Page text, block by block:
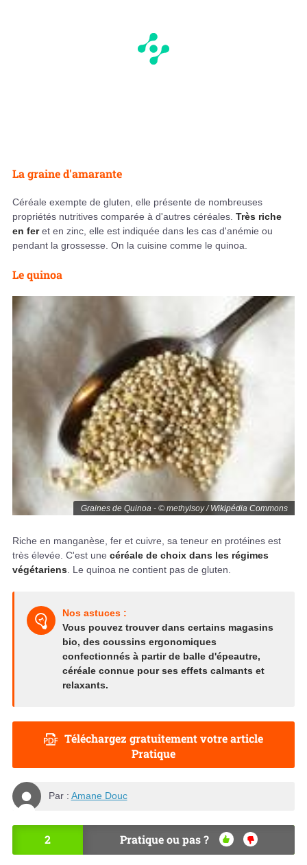
La graine d'amarante
Céréale exempte de gluten, elle présente de nombreuses
propriétés nutritives comparée à d'autres céréales. Très riche
en feret en zinc, elle est indiquée dans les cas d'anémie ou
pendant la grossesse. On la cuisine comme le quinoa.
Le quinoa
Graines de Quinoa - © methylsoy / Wikipédia Commons
Riche en manganèse, fer et cuivre, sa teneur en protéines est
très élevée. C'est une céréale de choix dans les régimes
végétariens . Le quinoa ne contient pas de gluten.
Nos astuces :
Vous pouvez trouver dans certains magasins
bio, des coussins ergonomiques
confectionnés à partir de balle d'épeautre,
céréale connue pour ses effets calmants et
relaxants.
Téléchargez gratuitement votre article
Pratique
Par : Amane Douc
2 Pratique ou pas ?
OU
NO